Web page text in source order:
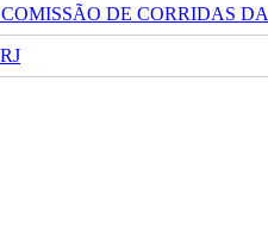
DE CORRIDAS